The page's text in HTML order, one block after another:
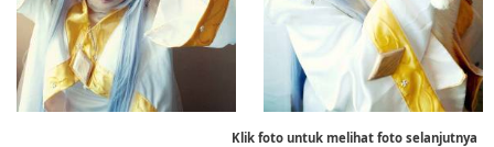
Klik foto untuk melihat foto selanjutnya